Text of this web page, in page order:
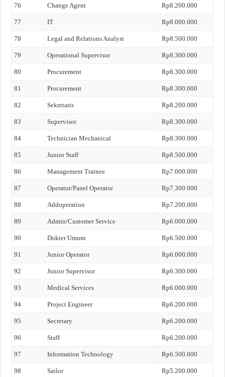
76 Change Agent Rp8.200.000
77 IT Rp8.000.000
78 Legal and Relations Analyst Rp8.500.000
79 Operational Supervisor Rp8.300.000
80 Procurement Rp8.300.000
81 Procurement Rp8.300.000
82 Sekretaris Rp8.200.000
83 Supervisor Rp8.300.000
84 Technician Mechanical Rp8.300.000
85 Junior Staff Rp8.500.000
86 Management Trainee Rp7.000.000
87 Operator/Panel Operator Rp7.300.000
88 Addoperation Rp7.200.000
89 Admin/Customer Service Rp6.000.000
90 Dokter Umum Rp6.500.000
91 Junior Operator Rp6.000.000
92 Junior Supervisor Rp6.300.000
93 Medical Services Rp6.000.000
94 Project Engineer Rp6.200.000
95 Secretary Rp6.200.000
96 Staff Rp6.200.000
97 Information Technology Rp6.500.000
98 Sailor Rp5.200.000